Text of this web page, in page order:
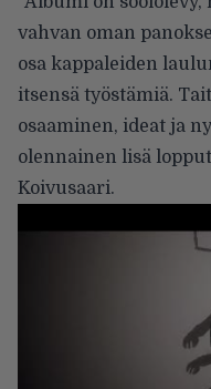
vahvan oman
osa kappaleiden
itsensä työstämiä.
osaaminen, ideat ja
olennainen lisä
Koivusaari.